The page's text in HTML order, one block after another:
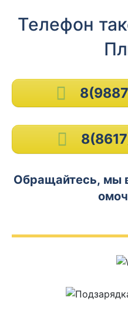
Телефон
Обращайтесь, мы